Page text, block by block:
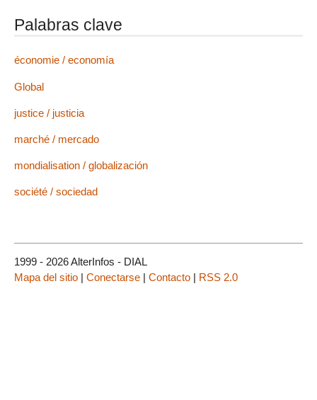
Palabras clave
économie / economía
Global
justice / justicia
marché / mercado
mondialisation / globalización
société / sociedad
1999 - 2026 AlterInfos - DIAL
Mapa del sitio | Conectarse | Contacto | RSS 2.0